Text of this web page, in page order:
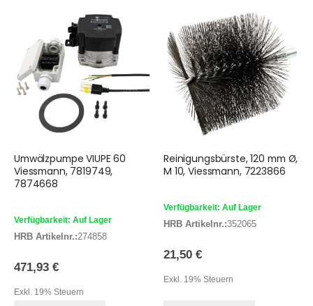
Umwälzpumpe VIUPE 60
Viessmann, 7819749,
7874668
Verfügbarkeit: Auf Lager
HRB Artikelnr.:274858
471,93 €
Exkl. 19% Steuern
Reinigungsbürste, 120 mm Ø,
M 10, Viessmann, 7223866
Verfügbarkeit: Auf Lager
HRB Artikelnr.:352065
21,50 €
Exkl. 19% Steuern